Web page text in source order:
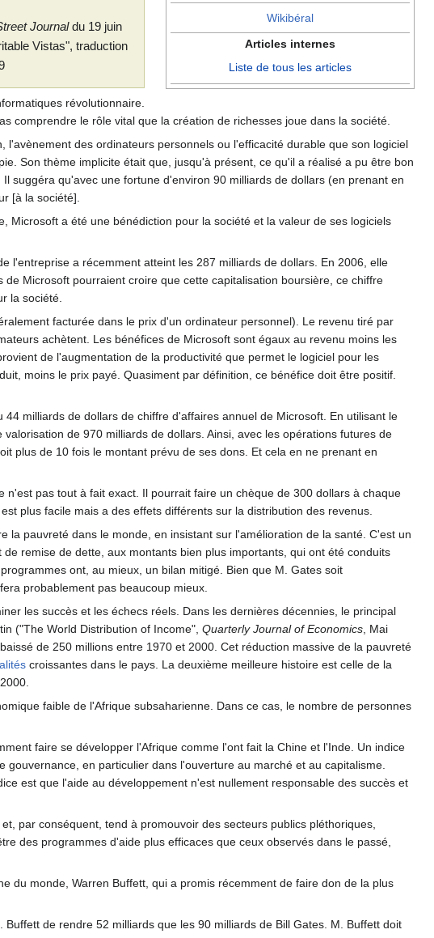
Wikibéral
Articles internes
Liste de tous les articles
Journaldu 19 juin
Vistas", traduction
révolutionnaire.
comprendre le rôle vital que la création de richesses joue dans la société.
des ordinateurs personnels ou l'efficacité durable que son logiciel
Son thème implicite était que, jusqu'à présent, ce qu'il a réalisé a pu être bon
suggéra qu'avec une fortune d'environ 90 milliards de dollars (en prenant en
[à la société].
a été une bénédiction pour la société et la valeur de ses logiciels
l'entreprise a récemment atteint les 287 milliards de dollars. En 2006, elle
Microsoft pourraient croire que cette capitalisation boursière, ce chiffre
la société.
facturée dans le prix d'un ordinateur personnel). Le revenu tiré par
achètent. Les bénéfices de Microsoft sont égaux au revenu moins les
de l'augmentation de la productivité que permet le logiciel pour les
moins le prix payé. Quasiment par définition, ce bénéfice doit être positif.
milliards de dollars de chiffre d'affaires annuel de Microsoft. En utilisant le
de 970 milliards de dollars. Ainsi, avec les opérations futures de
plus de 10 fois le montant prévu de ses dons. Et cela en ne prenant en
pas tout à fait exact. Il pourrait faire un chèque de 300 dollars à chaque
plus facile mais a des effets différents sur la distribution des revenus.
la pauvreté dans le monde, en insistant sur l'amélioration de la santé. C'est un
remise de dette, aux montants bien plus importants, qui ont été conduits
ont, au mieux, un bilan mitigé. Bien que M. Gates soit
probablement pas beaucoup mieux.
les succès et les échecs réels. Dans les dernières décennies, le principal
("The World Distribution of Income", Quarterly Journal of Economics , Mai
de 250 millions entre 1970 et 2000. Cet réduction massive de la pauvreté
croissantes dans le pays. La deuxième meilleure histoire est celle de la
faible de l'Afrique subsaharienne. Dans ce cas, le nombre de personnes
faire se développer l'Afrique comme l'ont fait la Chine et l'Inde. Un indice
en particulier dans l'ouverture au marché et au capitalisme.
est que l'aide au développement n'est nullement responsable des succès et
par conséquent, tend à promouvoir des secteurs publics pléthoriques,
des programmes d'aide plus efficaces que ceux observés dans le passé,
du monde, Warren Buffett, qui a promis récemment de faire don de la plus
de rendre 52 milliards que les 90 milliards de Bill Gates. M. Buffett doit